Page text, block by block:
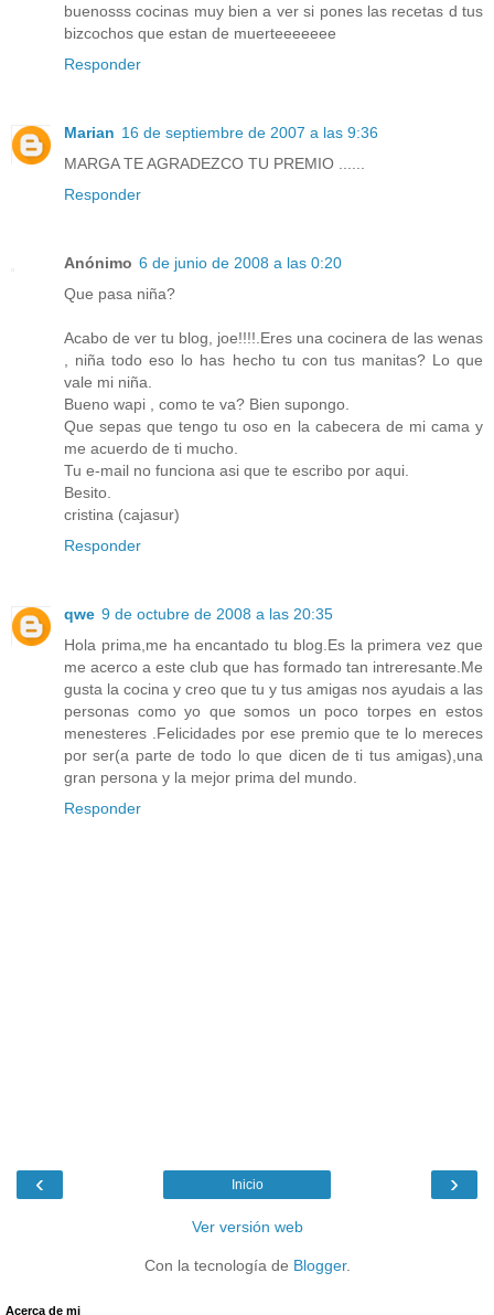
buenosss cocinas muy bien a ver si pones las recetas d tus
bizcochos que estan de muerteeeeeee
Responder
Marian 16 de septiembre de 2007 a las 9:36
MARGA TE AGRADEZCO TU PREMIO ......
Responder
Anónimo 6 de junio de 2008 a las 0:20
Que pasa niña?
Acabo de ver tu blog, joe!!!!.Eres una cocinera de las wenas
, niña todo eso lo has hecho tu con tus manitas? Lo que
vale mi niña.
Bueno wapi , como te va? Bien supongo.
Que sepas que tengo tu oso en la cabecera de mi cama y
me acuerdo de ti mucho.
Tu e-mail no funciona asi que te escribo por aqui.
Besito.
cristina (cajasur)
Responder
qwe 9 de octubre de 2008 a las 20:35
Hola prima,me ha encantado tu blog.Es la primera vez que
me acerco a este club que has formado tan intreresante.Me
gusta la cocina y creo que tu y tus amigas nos ayudais a las
personas como yo que somos un poco torpes en estos
menesteres .Felicidades por ese premio que te lo mereces
por ser(a parte de todo lo que dicen de ti tus amigas),una
gran persona y la mejor prima del mundo.
Responder
‹ ›
Inicio
Ver versión web
Con la tecnología de Blogger.
Acerca de mi